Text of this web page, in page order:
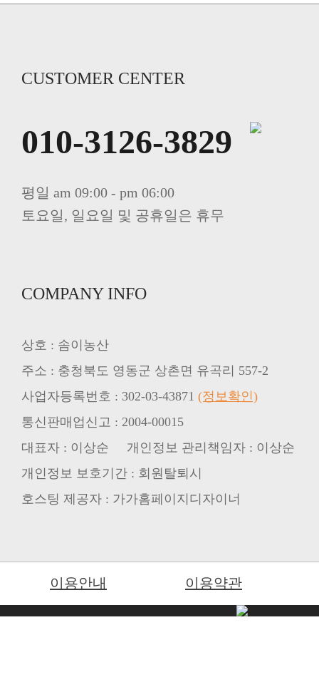
CUSTOMER CENTER
010-3126-3829
평일 am 09:00 - pm 06:00
토요일, 일요일 및 공휴일은 휴무
COMPANY INFO
상호 : 솜이농산
주소 : 충청북도 영동군 상촌면 유곡리 557-2
사업자등록번호 : 302-03-43871 (정보확인)
통신판매업신고 : 2004-00015
대표자 : 이상순 개인정보 관리책임자 : 이상순
개인정보 보호기간 : 회원탈퇴시
호스팅 제공자 : 가가홈페이지디자이너
이용안내 이용약관